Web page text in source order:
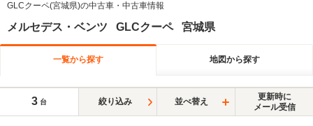
GLCクーペ(宮城県)の中古車・中古車情報
メルセデス・ベンツ GLCクーペ 宮城県
一覧から探す 地図から探す
3 台 絞り込み 並べ替え
更新時に
メール受信